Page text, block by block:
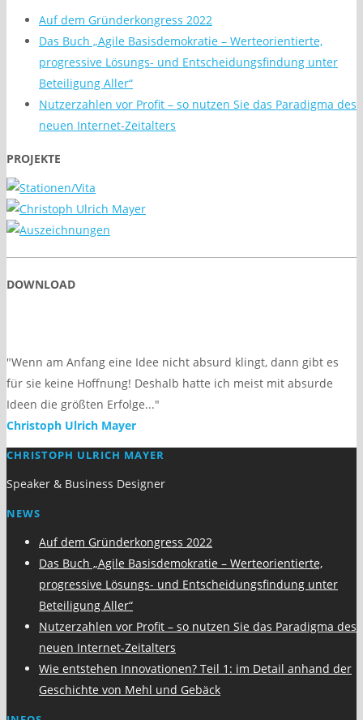
Auf dem Gründerkongress 2022
Das Buch „Agile Basisdemokratie – Werteorientierte,
progressive Lösungs- und Entscheidungsfindung unter
Beteiligung Aller“
Nutzerzahlen vor Profit – so nutzen Sie das Paradigma des
neuen Internet-Zeitalters
PROJEKTE
DOWNLOAD
"Wenn am Anfang eine Idee nicht absurd klingt, dann gibt es
für sie keine Hoffnung! Deshalb hatte ich meist mit absurde
Ideen die größten Erfolge..."
Christoph Ulrich Mayer
CHRISTOPH ULRICH MAYER
Speaker & Business Designer
NEWS
Auf dem Gründerkongress 2022
Das Buch „Agile Basisdemokratie – Werteorientierte,
progressive Lösungs- und Entscheidungsfindung unter
Beteiligung Aller“
Nutzerzahlen vor Profit – so nutzen Sie das Paradigma des
neuen Internet-Zeitalters
Wie entstehen Innovationen? Teil 1: im Detail anhand der
Geschichte von Mehl und Gebäck